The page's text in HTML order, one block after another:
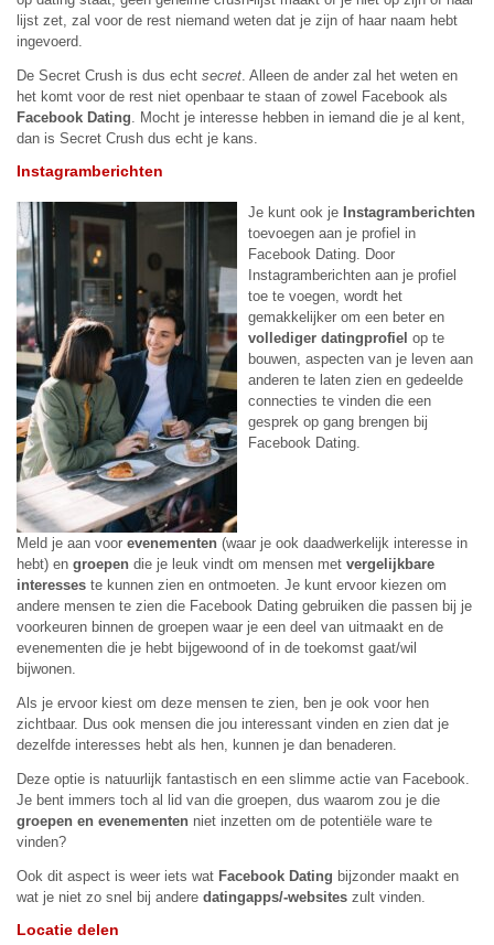
lijst zet, zal voor de rest niemand weten dat je zijn of haar naam hebt
ingevoerd.
De Secret Crush is dus echt secret. Alleen de ander zal het weten en
het komt voor de rest niet openbaar te staan of zowel Facebook als
Facebook Dating. Mocht je interesse hebben in iemand die je al kent,
dan is Secret Crush dus echt je kans.
Instagramberichten
Je kunt ook je Instagramberichten
toevoegen aan je profiel in
Facebook Dating. Door
Instagramberichten aan je profiel
toe te voegen, wordt het
gemakkelijker om een ​​beter en
vollediger datingprofiel op te
bouwen, aspecten van je leven aan
anderen te laten zien en gedeelde
connecties te vinden die een
gesprek op gang brengen bij
Facebook Dating.
Meld je aan voor evenementen (waar je ook daadwerkelijk interesse in
hebt) en groepen die je leuk vindt om mensen met vergelijkbare
interesses te kunnen zien en ontmoeten. Je kunt ervoor kiezen om
andere mensen te zien die Facebook Dating gebruiken die passen bij je
voorkeuren binnen de groepen waar je een deel van uitmaakt en de
evenementen die je hebt bijgewoond of in de toekomst gaat/wil
bijwonen.
Als je ervoor kiest om deze mensen te zien, ben je ook voor hen
zichtbaar. Dus ook mensen die jou interessant vinden en zien dat je
dezelfde interesses hebt als hen, kunnen je dan benaderen.
Deze optie is natuurlijk fantastisch en een slimme actie van Facebook.
Je bent immers toch al lid van die groepen, dus waarom zou je die
groepen en evenementen niet inzetten om de potentiële ware te
vinden?
Ook dit aspect is weer iets wat Facebook Dating bijzonder maakt en
wat je niet zo snel bij andere datingapps/-websites zult vinden.
Locatie delen